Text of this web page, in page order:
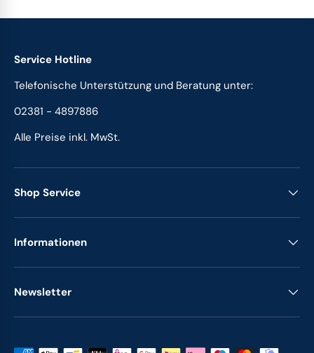
Service Hotline
Telefonische Unterstützung und Beratung unter:
02381 - 4897886
Alle Preise inkl. MwSt.
Shop Service
Informationen
Newsletter